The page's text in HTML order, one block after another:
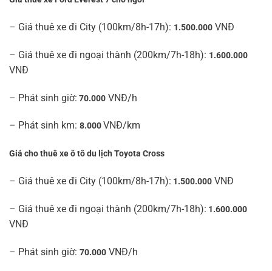
– Giá thuê xe đi City (100km/8h-17h): 1.500.000 VNĐ
– Giá thuê xe đi ngoại thành (200km/7h-18h): 1.600.000
VNĐ
– Phát sinh giờ: 70.000 VNĐ/h
– Phát sinh km: 8.000VNĐ/km
Giá cho thuê xe ô tô du lịch Toyota Cross
– Giá thuê xe đi City (100km/8h-17h): 1.500.000 VNĐ
– Giá thuê xe đi ngoại thành (200km/7h-18h): 1.600.000
VNĐ
– Phát sinh giờ: 70.000 VNĐ/h